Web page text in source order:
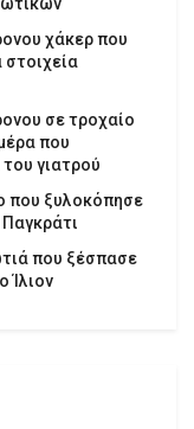
χάκερ που
σε τροχαίο
που
του γιατρού
που ξυλοκόπησε
που ξέσπασε
Ίλιον